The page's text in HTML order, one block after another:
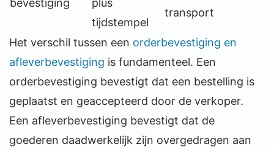
tijdstempel
transport
Het verschil tussen een orderbevestiging en
afleverbevestiging is fundamenteel. Een
orderbevestiging bevestigt dat een bestelling is
geplaatst en geaccepteerd door de verkoper.
Een afleverbevestiging bevestigt dat de
goederen daadwerkelijk zijn overgedragen aan